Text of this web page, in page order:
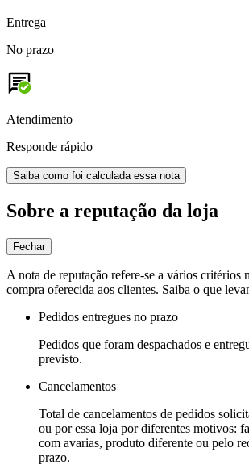
Entrega
No prazo
Atendimento
Responde rápido
Saiba como foi calculada essa nota
Sobre a reputação da loja
Fechar
A nota de reputação refere-se a vários critérios
compra oferecida aos clientes. Saiba o que
Pedidos entregues no prazo
Pedidos que foram despachados e
previsto.
Cancelamentos
Total de cancelamentos de pedidos
ou por essa loja por diferentes motivos:
com avarias, produto diferente ou pelo
prazo.